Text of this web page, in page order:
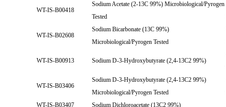
WT-IS-B00418
Sodium Acetate (2-13C 99%) Microbiological/Pyrogen
Tested
WT-IS-B02608
Sodium Bicarbonate (13C 99%)
Microbiological/Pyrogen Tested
WT-IS-B00913 Sodium D-3-Hydroxybutyrate (2,4-13C2 99%)
WT-IS-B03406
Sodium D-3-Hydroxybutyrate (2,4-13C2 99%)
Microbiological/Pyrogen Tested
WT-IS-B03407 Sodium Dichloroacetate (13C2 99%)